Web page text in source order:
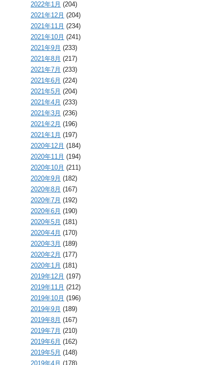
2022年1月 (204)
2021年12月 (204)
2021年11月 (234)
2021年10月 (241)
2021年9月 (233)
2021年8月 (217)
2021年7月 (233)
2021年6月 (224)
2021年5月 (204)
2021年4月 (233)
2021年3月 (236)
2021年2月 (196)
2021年1月 (197)
2020年12月 (184)
2020年11月 (194)
2020年10月 (211)
2020年9月 (182)
2020年8月 (167)
2020年7月 (192)
2020年6月 (190)
2020年5月 (181)
2020年4月 (170)
2020年3月 (189)
2020年2月 (177)
2020年1月 (181)
2019年12月 (197)
2019年11月 (212)
2019年10月 (196)
2019年9月 (189)
2019年8月 (167)
2019年7月 (210)
2019年6月 (162)
2019年5月 (148)
2019年4月 (178)